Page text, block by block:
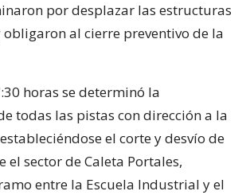
por desplazar las estructuras
al cierre preventivo de la
horas se determinó la
todas las pistas con dirección a la
el corte y desvío de
el sector de Caleta Portales,
entre la Escuela Industrial y el